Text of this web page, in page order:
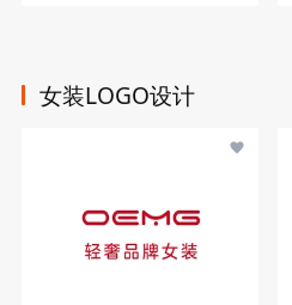
女装LOGO设计